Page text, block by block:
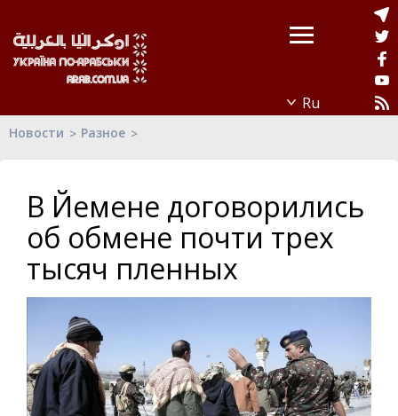
Новости Разное
В Йемене договорились
об обмене почти трех
тысяч пленных